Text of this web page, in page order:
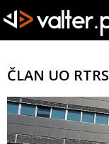
ČLAN UO RTRS